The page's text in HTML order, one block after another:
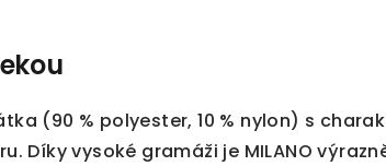
(90 % polyester, 10 % nylon) s
Díky vysoké gramáži je MILANO